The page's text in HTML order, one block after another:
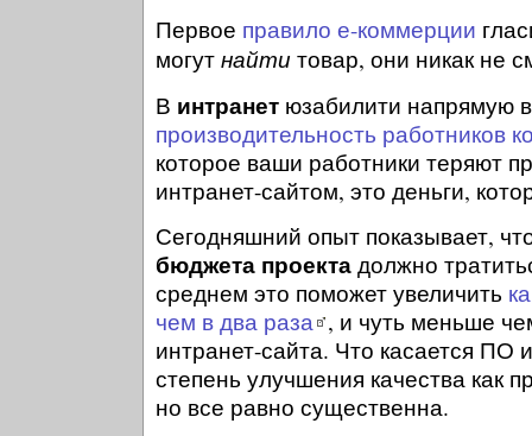
Первое правило е-коммерции
могут найти товар, они никак не
В интранет юзабилити напрямую
производительность работников
которое ваши работники теряют
интранет-сайтом, это деньги,
Сегодняшний опыт показывает,
бюджета проекта должно
среднем это поможет увеличить
чем в два раза , и чуть меньше
интранет-сайта. Что касается ПО
степень улучшения качества как
но все равно существенна.